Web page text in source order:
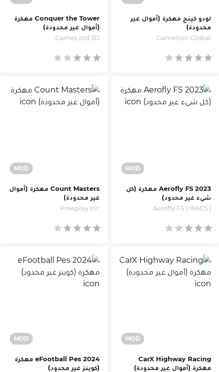
لودو كينج مهكرة (أموال غير
محدودة)
Gametion Global
Conquer the Tower مهكرة
(أموال غير محدودة)
GameLord 3D
Aerofly FS 2023 مهكرة (كل
شيء غير محدود)
Aerofly FS ( IPACS )
Count Masters مهكرة (أموال
غير محدودة)
Freeplay Inc
CarX Highway Racing
مهكرة (أموال غير محدودة)
eFootball Pes 2024 مهكرة
(كوينز غير محدود)